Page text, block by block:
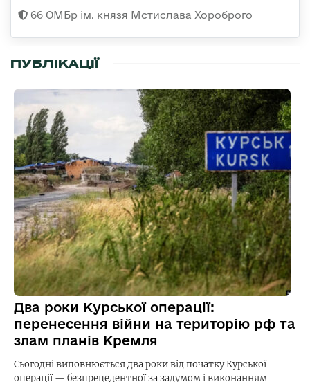
66 ОМБр ім. князя Мстислава Хороброго
ПУБЛІКАЦІЇ
Два роки Курської операції:
перенесення війни на територію рф та
злам планів Кремля
Сьогодні виповнюється два роки від початку Курської
операції — безпрецедентної за задумом і виконанням